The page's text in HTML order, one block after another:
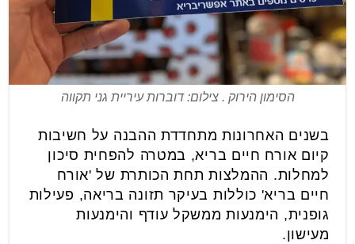
הסימון הירוק . צילום: דוברות עיריית גני תקווה
בשנים האחרונות מתחדדת ההבנה על חשיבות
קיום אורח חיים בריא, במטרה להפחית סיכון
למחלות. ההמלצות תחת הכותרת של 'אורח
חיים בריא' כוללות בעיקר תזונה בריאה, פעילות
גופנית, הימנעות ממשקל עודף והימנעות
מעישון.